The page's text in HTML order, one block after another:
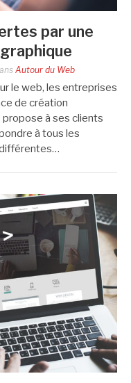
par une
Autour du Web
le web, les entreprises
de création
à ses clients
à tous les